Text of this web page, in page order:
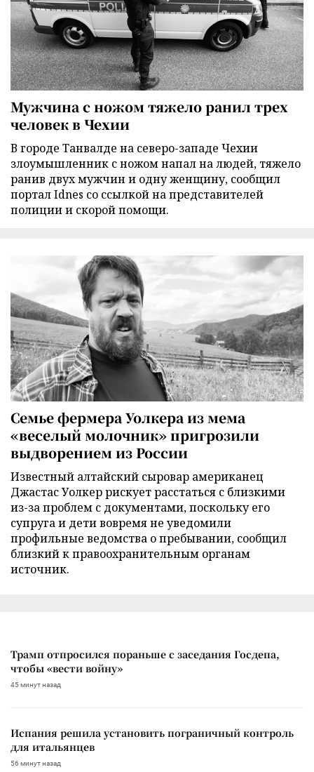
Мужчина с ножом тяжело ранил трех
человек в Чехии
В городе Танвалде на северо-западе Чехии
злоумышленник с ножом напал на людей, тяжело
ранив двух мужчин и одну женщину, сообщил
портал Idnes со ссылкой на представителей
полиции и скорой помощи.
Семье фермера Уолкера из мема
«веселый молочник» пригрозили
выдворением из России
Известный алтайский сыровар американец
Джастас Уолкер рискует расстаться с близкими
из-за проблем с документами, поскольку его
супруга и дети вовремя не уведомили
профильные ведомства о пребывании, сообщил
близкий к правоохранительным органам
источник.
Трамп отпросился пораньше с заседания Госдепа,
чтобы «вести войну»
45 минут назад
Испания решила установить пограничный контроль
для итальянцев
56 минут назад